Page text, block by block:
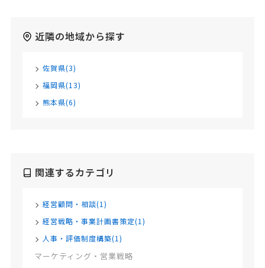
近隣の地域から探す
佐賀県(3)
福岡県(13)
熊本県(6)
関連するカテゴリ
経営顧問・相談(1)
経営戦略・事業計画書策定(1)
人事・評価制度構築(1)
マーケティング・営業戦略